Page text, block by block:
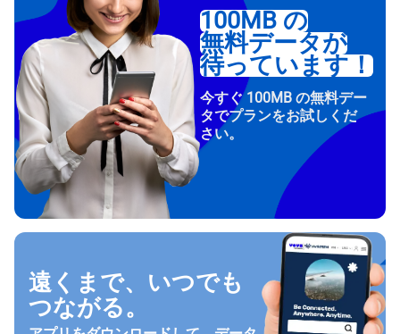
100MB の
無料データが
待っています！
今すぐ 100MB の無料デー
タでプランをお試しくだ
さい。
遠くまで、いつでも
つながる。